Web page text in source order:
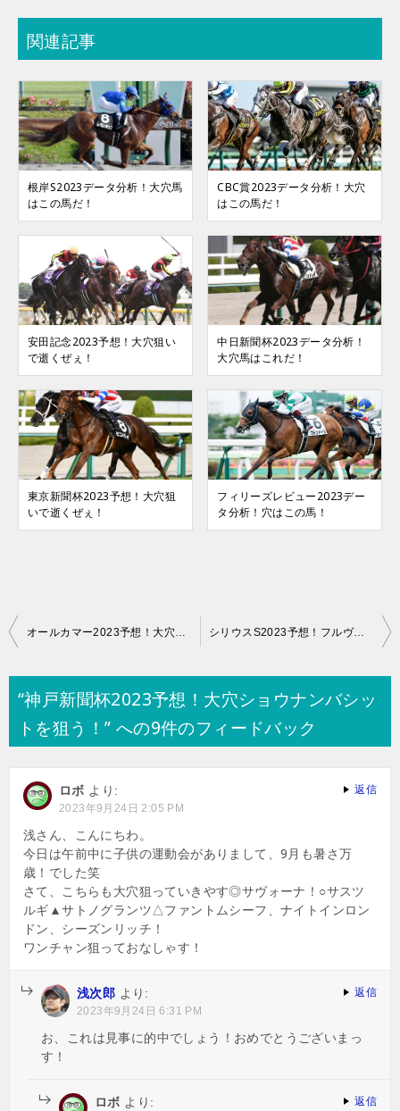
関連記事
根岸S2023データ分析！大穴馬
はこの馬だ！
CBC賞2023データ分析！大穴
はこの馬だ！
安田記念2023予想！大穴狙い
で逝くぜぇ！
中日新聞杯2023データ分析！
大穴馬はこれだ！
東京新聞杯2023予想！大穴狙
いで逝くぜぇ！
フィリーズレビュー2023デー
タ分析！穴はこの馬！
投
ナ
ビ
ゲ
シ
ョ
ン
オールカマー2023予想！大穴狙いで逝くぜぇ！ シリウスS2023予想！フルヴォート幸のマクリに期待！
“神戸新聞杯2023予想！大穴ショウナンバシッ
トを狙う！” への9件のフィードバック
ロボ より:
2023年9月24日 2:05 PM
浅さん、こんにちわ。
今日は午前中に子供の運動会がありまして、9月も暑さ万
歳！でした笑
さて、こちらも大穴狙っていきやす◎サヴォーナ！○サスツ
ルギ▲サトノグランツ△ファントムシーフ、ナイトインロン
ドン、シーズンリッチ！
ワンチャン狙っておなしゃす！
返信
浅次郎 より:
2023年9月24日 6:31 PM
お、これは見事に的中でしょう！おめでとうございまっ
す！
返信
ロボ より: 返信